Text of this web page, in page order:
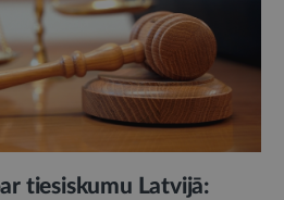
tiesiskumu Latvijā: